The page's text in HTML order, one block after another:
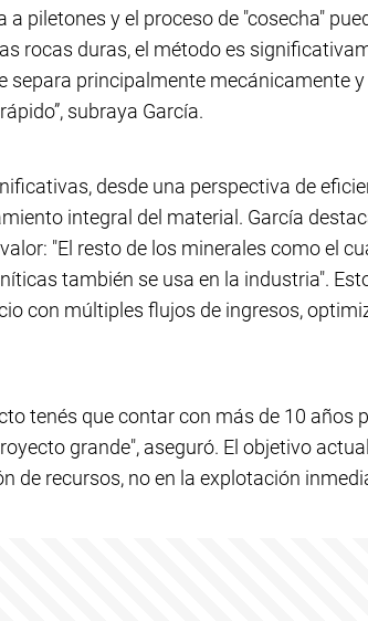
piletones y el proceso de "cosecha"
rocas duras, el método es
separa principalmente mecánicamente y
subraya García.
desde una perspectiva de
integral del material. García
"El resto de los minerales como el
también se usa en la industria".
con múltiples flujos de ingresos,
tenés que contar con más de 10 años
grande", aseguró. El objetivo
de recursos, no en la explotación